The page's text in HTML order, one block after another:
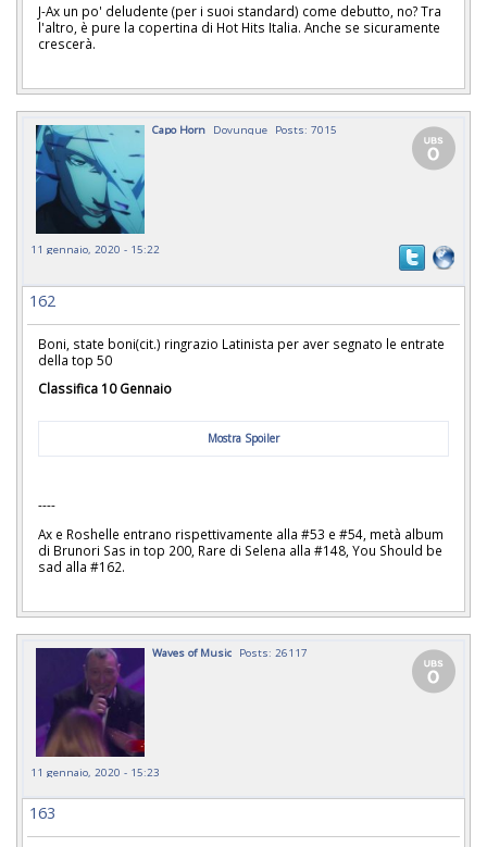
J-Ax un po' deludente (per i suoi standard) come debutto, no? Tra
l'altro, è pure la copertina di Hot Hits Italia. Anche se sicuramente
crescerà.
Capo Horn Dovunque Posts: 7015
11 gennaio, 2020 - 15:22
162
Boni, state boni(cit.) ringrazio Latinista per aver segnato le entrate
della top 50
Classifica 10 Gennaio
Mostra Spoiler
----
Ax e Roshelle entrano rispettivamente alla #53 e #54, metà album
di Brunori Sas in top 200, Rare di Selena alla #148, You Should be
sad alla #162.
Waves of Music Posts: 26117
11 gennaio, 2020 - 15:23
163